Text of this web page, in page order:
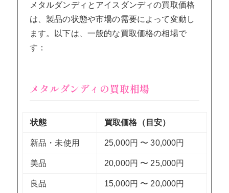
メタルダンディとアイスダンディの買取価格
は、製品の状態や市場の需要によって変動し
ます。以下は、一般的な買取価格の相場で
す：
メタルダンディの買取相場
状態 買取価格（目安）
新品・未使用 25,000円 〜 30,000円
美品 20,000円 〜 25,000円
良品 15,000円 〜 20,000円